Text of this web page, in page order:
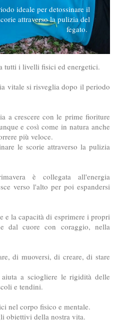
ideale per detossinare il
attraverso la pulizia del
fegato.
tutti i livelli fisici ed energetici.
vitale si risveglia dopo il periodo
a crescere con le prime fioriture
e così come in natura anche
più veloce.
le scorie attraverso la pulizia
è collegata all'energia
verso l'alto per poi espandersi
e la capacità di esprimere i propri
dal cuore con coraggio, nella
di muoversi, di creare, di stare
a sciogliere le rigidità delle
e tendini.
nel corpo fisico e mentale.
obiettivi della nostra vita.